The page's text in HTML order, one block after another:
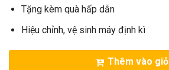
Tặng kèm quà hấp dẫn
Hiệu chỉnh, vệ sinh máy định kì
Thêm vào giỏ